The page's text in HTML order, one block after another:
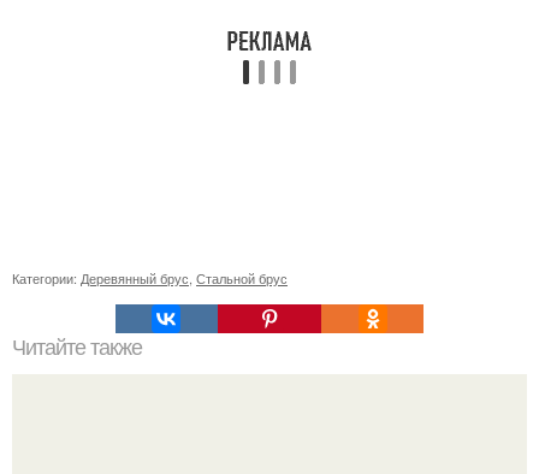
Категории: Деревянный брус Стальной брус
Читайте также